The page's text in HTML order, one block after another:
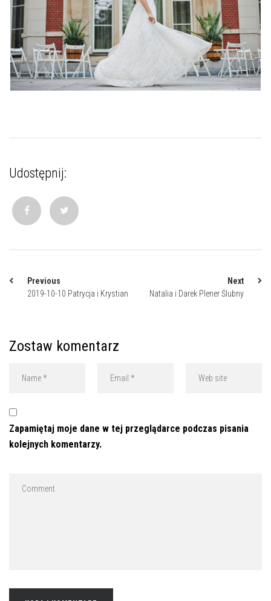
Udostępnij:
Previous
2019-10-10 Patrycja i Krystian
Next
Natalia i Darek Plener Ślubny
Zostaw komentarz
Zapamiętaj moje dane w tej przeglądarce podczas pisania
kolejnych komentarzy.